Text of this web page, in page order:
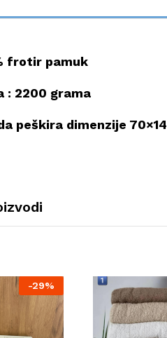
frotir pamuk
: 2200 grama
peškira dimenzije
-29%